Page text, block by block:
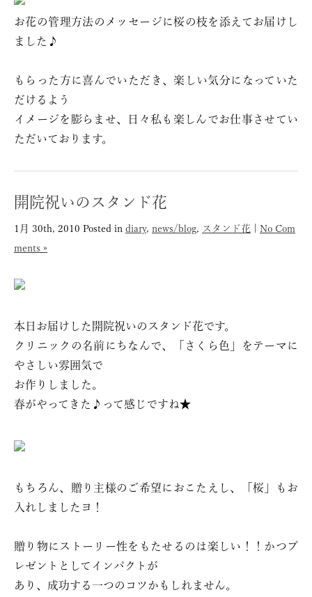
お花の管理方法のメッセージに桜の枝を添えてお届けし
ました♪
もらった方に喜んでいただき、楽しい気分になっていた
だけるよう
イメージを膨らませ、日々私も楽しんでお仕事させてい
ただいております。
開院祝いのスタンド花
1月 30th, 2010 Posted in diary, news/blog, スタンド花
No Com
ments »
本日お届けした開院祝いのスタンド花です。
クリニックの名前にちなんで、「さくら色」をテーマに
やさしい雰囲気で
お作りしました。
春がやってきた♪って感じですね★
もちろん、贈り主様のご希望におこたえし、「桜」もお
入れしましたヨ！
贈り物にストーリー性をもたせるのは楽しい！！かつプ
レゼントとしてインパクトが
あり、成功する一つのコツかもしれません。